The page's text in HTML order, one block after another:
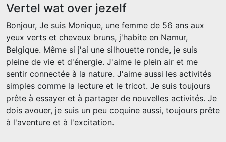
Vertel wat over jezelf
Bonjour, Je suis Monique, une femme de 56 ans aux
yeux verts et cheveux bruns, j'habite en Namur,
Belgique. Même si j'ai une silhouette ronde, je suis
pleine de vie et d'énergie. J'aime le plein air et me
sentir connectée à la nature. J'aime aussi les activités
simples comme la lecture et le tricot. Je suis toujours
prête à essayer et à partager de nouvelles activités. Je
dois avouer, je suis un peu coquine aussi, toujours prête
à l'aventure et à l'excitation.